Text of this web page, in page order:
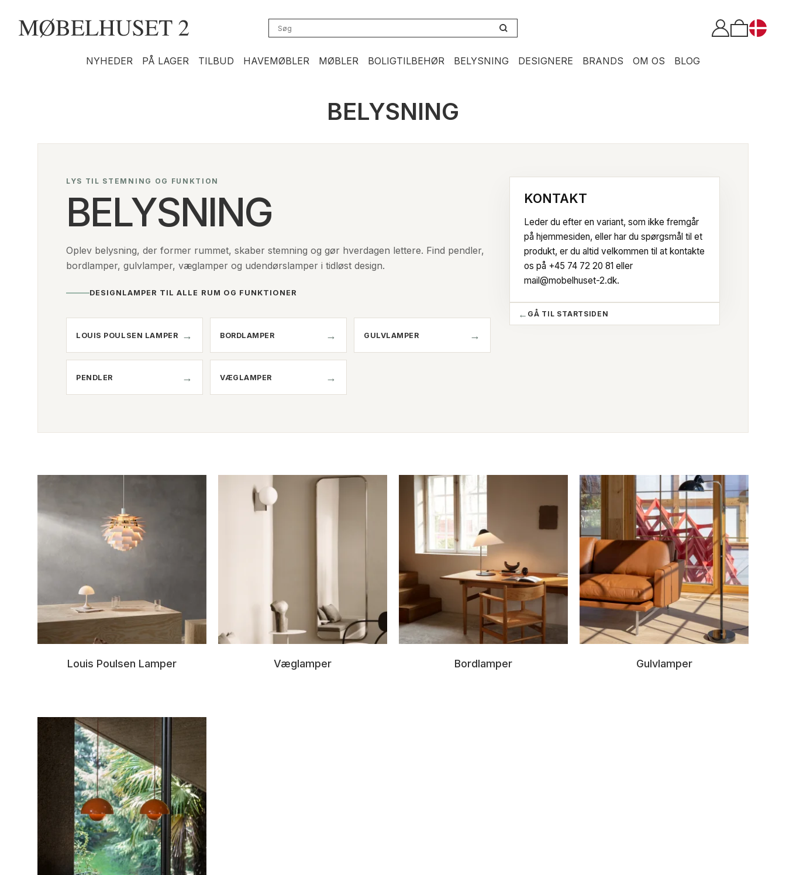
NYHEDER PÅ LAGER TILBUD HAVEMØBLER MØBLER BOLIGTILBEHØR BELYSNING DESIGNERE BRANDS OM OS BLOG
BELYSNING
LYS TIL STEMNING OG FUNKTION
BELYSNING
Oplev belysning, der former rummet, skaber stemning og gør hverdagen lettere. Find pendler,
bordlamper, gulvlamper, væglamper og udendørslamper i tidløst design.
DESIGNLAMPER TIL ALLE RUM OG FUNKTIONER
LOUIS POULSEN LAMPER BORDLAMPER GULVLAMPER
PENDLER VÆGLAMPER
KONTAKT
Leder du efter en variant, som ikke fremgår
på hjemmesiden, eller har du spørgsmål til et
produkt, er du altid velkommen til at kontakte
os på +45 74 72 20 81 eller
mail@mobelhuset-2.dk.
GÅ TIL STARTSIDEN
Louis Poulsen Lamper Væglamper Bordlamper Gulvlamper